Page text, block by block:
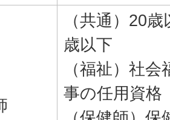
（共通）20
歳以下
（福祉）社会
事の任用資格